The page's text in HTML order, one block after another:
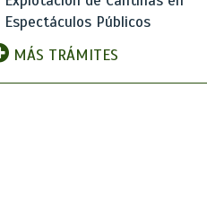
Espectáculos Públicos
MÁS TRÁMITES